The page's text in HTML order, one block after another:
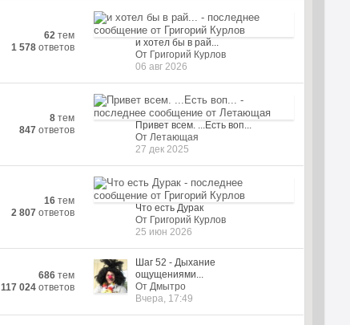
62 тем
1 578 ответов
и хотел бы в рай...
От Григорий Курлов
06 авг 2026
8 тем
847 ответов
Привет всем. ...Есть воп...
От Летающая
27 дек 2025
16 тем
2 807 ответов
Что есть Дурак
От Григорий Курлов
25 июн 2026
686 тем
117 024 ответов
Шаг 52 - Дыхание
ощущениями...
От Дмытро
Вчера, 17:49